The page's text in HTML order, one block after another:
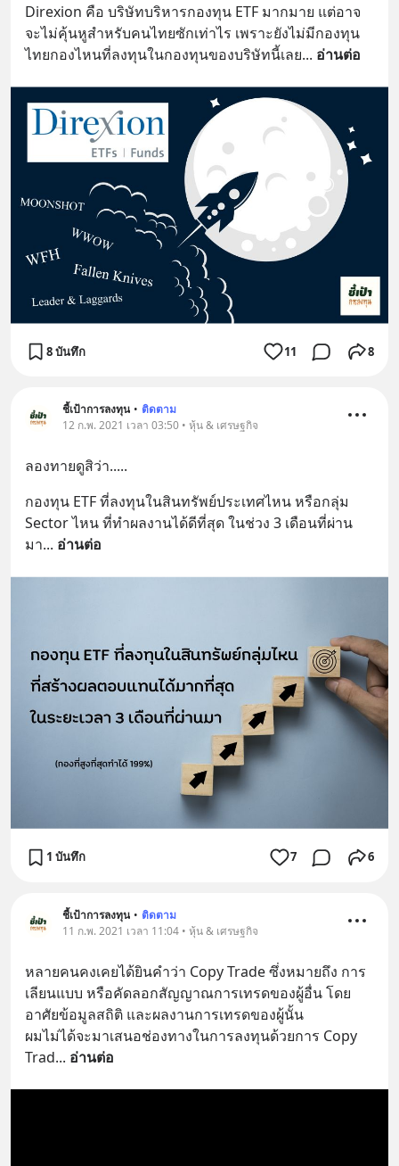
Direxion คือ บริษัทบริหารกองทุน ETF มากมาย แต่อาจ
จะไม่คุ้นหูสำหรับคนไทยซักเท่าไร เพราะยังไม่มีกองทุน
ไทยกองไหนที่ลงทุนในกองทุนของบริษัทนี้เลย... อ่านต่อ
8 บันทึก 11 8
ชี้เป้าการลงทุน • ติดตาม
12 ก.พ. 2021 เวลา 03:50 • หุ้น & เศรษฐกิจ
ลองทายดูสิว่า.....
กองทุน ETF ที่ลงทุนในสินทรัพย์ประเทศไหน หรือกลุ่ม
Sector ไหน ที่ทำผลงานได้ดีที่สุด ในช่วง 3 เดือนที่ผ่าน
มา... อ่านต่อ
1 บันทึก 7 6
ชี้เป้าการลงทุน • ติดตาม
11 ก.พ. 2021 เวลา 11:04 • หุ้น & เศรษฐกิจ
หลายคนคงเคยได้ยินคำว่า Copy Trade ซึ่งหมายถึง การ
เลียนแบบ หรือคัดลอกสัญญาณการเทรดของผู้อื่น โดย
อาศัยข้อมูลสถิติ และผลงานการเทรดของผู้นั้น
ผมไม่ได้จะมาเสนอช่องทางในการลงทุนด้วยการ Copy
Trad... อ่านต่อ